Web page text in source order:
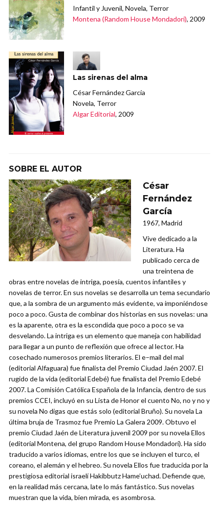
Infantil y Juvenil, Novela, Terror
Montena (Random House Mondadori), 2009
Las sirenas del alma
César Fernández García
Novela, Terror
Algar Editorial, 2009
SOBRE EL AUTOR
César
Fernández
García
1967, Madrid
Vive dedicado a la
Literatura. Ha
publicado cerca de
una treintena de
obras entre novelas de intriga, poesía, cuentos infantiles y
novelas de terror. En sus novelas se desarrolla un tema secundario
que, a la sombra de un argumento más evidente, va imponiéndose
poco a poco. Gusta de combinar dos historias en sus novelas: una
es la aparente, otra es la escondida que poco a poco se va
desvelando. La intriga es un elemento que maneja con habilidad
para llegar a un punto de reflexión que ofrece al lector. Ha
cosechado numerosos premios literarios. El e–mail del mal
(editorial Alfaguara) fue finalista del Premio Ciudad Jaén 2007. El
rugido de la vida (editorial Edebé) fue finalista del Premio Edebé
2007. La Comisión Católica Española de la Infancia, dentro de sus
premios CCEI, incluyó en su Lista de Honor el cuento No, no y no y
su novela No digas que estás solo (editorial Bruño). Su novela La
última bruja de Trasmoz fue Premio La Galera 2009. Obtuvo el
premio Ciudad Jaén de Literatura juvenil 2009 por su novela Ellos
(editorial Montena, del grupo Random House Mondadori). Ha sido
traducido a varios idiomas, entre los que se incluyen el turco, el
coreano, el alemán y el hebreo. Su novela Ellos fue traducida por la
prestigiosa editorial israelí Hakibbutz Hame’uchad. Defiende que,
en la realidad más cercana, late lo más fantástico. Sus novelas
muestran que la vida, bien mirada, es asombrosa.